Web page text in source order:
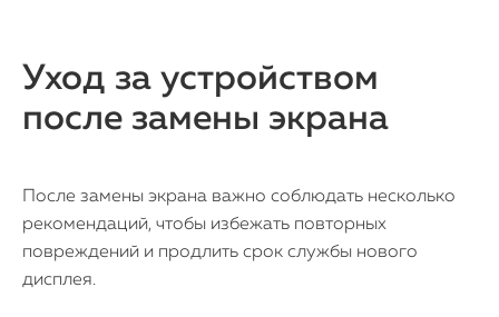
Уход за устройством
после замены экрана
После замены экрана важно соблюдать несколько
рекомендаций, чтобы избежать повторных
повреждений и продлить срок службы нового
дисплея.